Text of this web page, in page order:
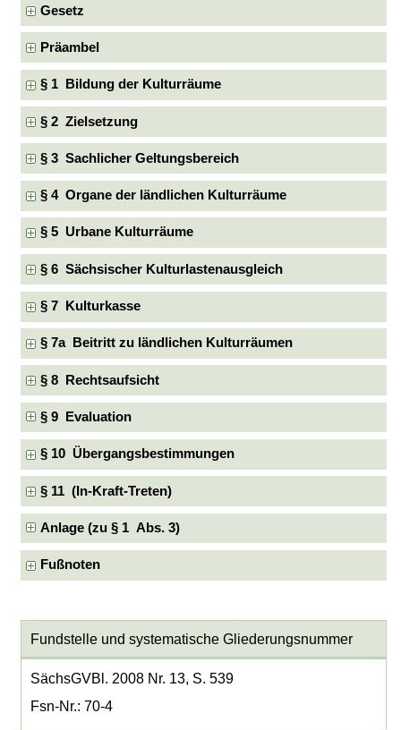
Gesetz
Präambel
§ 1 Bildung der Kulturräume
§ 2 Zielsetzung
§ 3 Sachlicher Geltungsbereich
§ 4 Organe der ländlichen Kulturräume
§ 5 Urbane Kulturräume
§ 6 Sächsischer Kulturlastenausgleich
§ 7 Kulturkasse
§ 7a Beitritt zu ländlichen Kulturräumen
§ 8 Rechtsaufsicht
§ 9 Evaluation
§ 10 Übergangsbestimmungen
§ 11 (In-Kraft-Treten)
Anlage (zu § 1 Abs. 3)
Fußnoten
Fundstelle und systematische Gliederungsnummer
SächsGVBl. 2008 Nr. 13, S. 539
Fsn-Nr.: 70-4